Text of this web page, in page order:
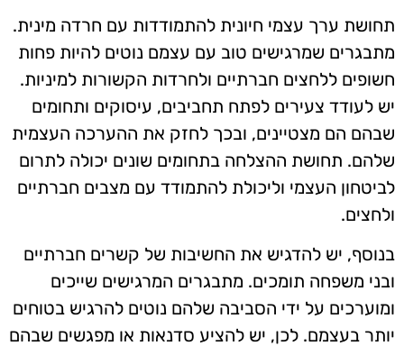
תחושת ערך עצמי חיונית להתמודדות עם חרדה מינית.
מתבגרים שמרגישים טוב עם עצמם נוטים להיות פחות
חשופים ללחצים חברתיים ולחרדות הקשורות למיניות.
יש לעודד צעירים לפתח תחביבים, עיסוקים ותחומים
שבהם הם מצטיינים, ובכך לחזק את ההערכה העצמית
שלהם. תחושת ההצלחה בתחומים שונים יכולה לתרום
לביטחון העצמי וליכולת להתמודד עם מצבים חברתיים
ולחצים.
בנוסף, יש להדגיש את החשיבות של קשרים חברתיים
ובני משפחה תומכים. מתבגרים המרגישים שייכים
ומוערכים על ידי הסביבה שלהם נוטים להרגיש בטוחים
יותר בעצמם. לכן, יש להציע סדנאות או מפגשים שבהם